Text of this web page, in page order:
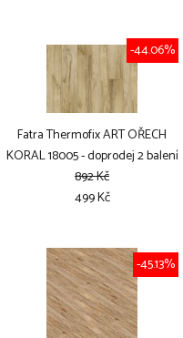
Fatra Thermofix ART OŘECH
KORAL 18005 - doprodej 2 balení
-44.06%
892 Kč
499 Kč
-45.13%